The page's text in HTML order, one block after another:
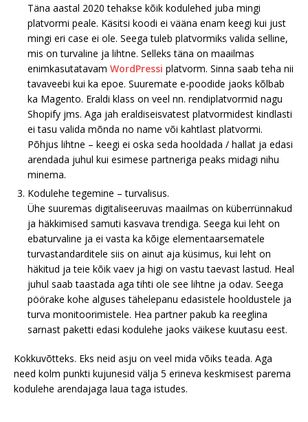
Täna aastal 2020 tehakse kõik kodulehed juba mingi
platvormi peale. Käsitsi koodi ei vääna enam keegi kui just
mingi eri case ei ole. Seega tuleb platvormiks valida selline,
mis on turvaline ja lihtne. Selleks täna on maailmas
enimkasutatavam WordPressi platvorm. Sinna saab teha nii
tavaveebi kui ka epoe. Suuremate e-poodide jaoks kõlbab
ka Magento. Eraldi klass on veel nn. rendiplatvormid nagu
Shopify jms. Aga jah eraldiseisvatest platvormidest kindlasti
ei tasu valida mõnda no name või kahtlast platvormi.
Põhjus lihtne – keegi ei oska seda hooldada / hallat ja edasi
arendada juhul kui esimese partneriga peaks midagi nihu
minema.
Kodulehe tegemine – turvalisus.
Ühe suuremas digitaliseeruvas maailmas on küberrünnakud
ja häkkimised samuti kasvava trendiga. Seega kui leht on
ebaturvaline ja ei vasta ka kõige elementaarsematele
turvastandarditele siis on ainut aja küsimus, kui leht on
häkitud ja teie kõik vaev ja higi on vastu taevast lastud. Heal
juhul saab taastada aga tihti ole see lihtne ja odav. Seega
pöörake kohe alguses tähelepanu edasistele hooldustele ja
turva monitoorimistele. Hea partner pakub ka reeglina
sarnast paketti edasi kodulehe jaoks väikese kuutasu eest.
Kokkuvõtteks. Eks neid asju on veel mida võiks teada. Aga
need kolm punkti kujunesid välja 5 erineva keskmisest parema
kodulehe arendajaga laua taga istudes.